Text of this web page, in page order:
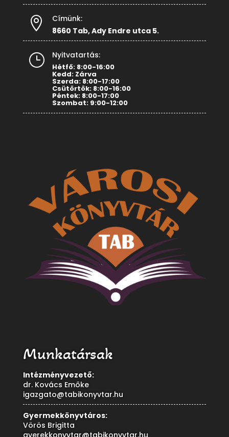

Címünk:
8660 Tab, Ady Endre utca 5.
} Nyitvatartás:
Hétfő: 8:00-16:00
Kedd: Zárva
Szerda: 8:00-17:00
Csütörtök: 8:00-16:00
Péntek: 8:00-17:00
Szombat: 9:00-12:00
Munkatársak
Intézményvezető:
dr. Kovács Emőke
igazgato@tabikonyvtar.hu
Gyermekkönyvtáros:
Vörös Brigitta
gyerekkonyvtar@tabikonyvtar.hu